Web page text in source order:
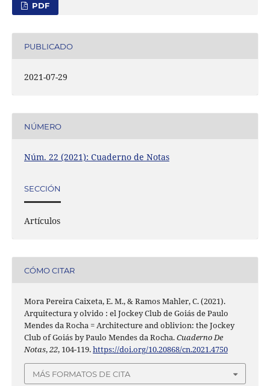
PDF
PUBLICADO
2021-07-29
NÚMERO
Núm. 22 (2021): Cuaderno de Notas
SECCIÓN
Artículos
CÓMO CITAR
Mora Pereira Caixeta, E. M., & Ramos Mahler, C. (2021).
Arquitectura y olvido : el Jockey Club de Goiás de Paulo
Mendes da Rocha = Architecture and oblivion: the Jockey
Club of Goiás by Paulo Mendes da Rocha.Cuaderno De
Notas,22, 104-119.https://doi.org/10.20868/cn.2021.4750
MÁS FORMATOS DE CITA